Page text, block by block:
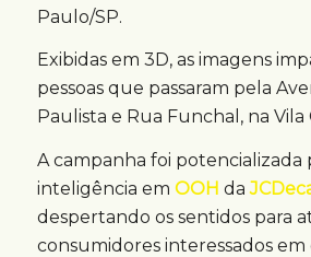
Paulo/SP.
Exibidas em 3D, as imagens
pessoas que passaram pela
Paulista e Rua Funchal, na Vila
A campanha foi potencializada
inteligência em OOH da
despertando os sentidos para
consumidores interessados